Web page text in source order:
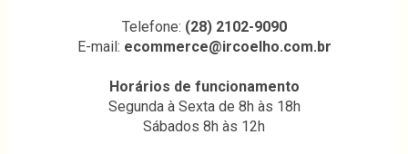
Telefone: (28) 2102-9090
E-mail: ecommerce@ircoelho.com.br
Horários de funcionamento
Segunda à Sexta de 8h às 18h
Sábados 8h às 12h